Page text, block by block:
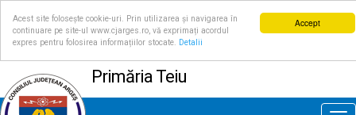
Accept
Acest site folosește cookie-uri. Prin utilizarea și navigarea în
continuare pe site-ul www.cjarges.ro, vă exprimați acordul
expres pentru folosirea informațiilor stocate.
Detalii
Primăria Teiu